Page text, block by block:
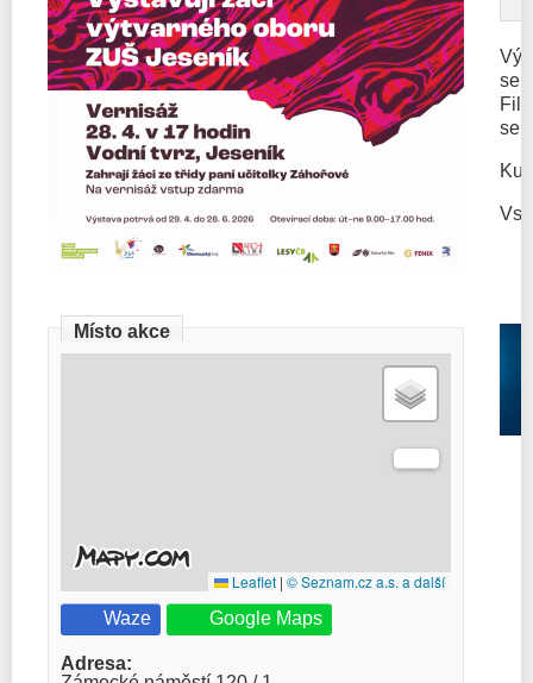
Místo akce
Leaflet | © Seznam.cz a.s. a další
Waze
Google Maps
Adresa:
se
se